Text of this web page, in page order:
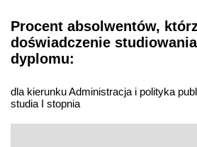
Procent absolwentów,
doświadczenie
dyplomu:
dla kierunku Administracja i polityka
studia I stopnia